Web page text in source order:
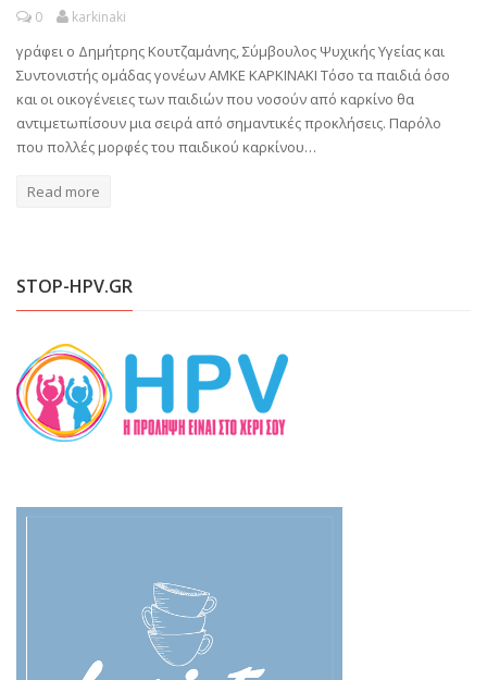
0 karkinaki
γράφει ο Δημήτρης Κουτζαμάνης, Σύμβουλος Ψυχικής Υγείας και
Συντονιστής ομάδας γονέων ΑΜΚΕ ΚΑΡΚΙΝΑΚΙ Τόσο τα παιδιά όσο
και οι οικογένειες των παιδιών που νοσούν από καρκίνο θα
αντιμετωπίσουν μια σειρά από σημαντικές προκλήσεις. Παρόλο
που πολλές μορφές του παιδικού καρκίνου…
Read more
STOP-HPV.GR